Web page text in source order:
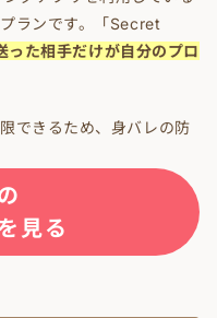
ランです。「Secret
った相手だけが自分のプロ
できるため、身バレの防
見る